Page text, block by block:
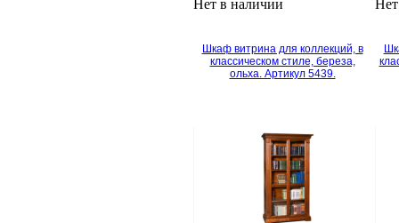
Нет в наличии
Шкаф витрина для коллекций, в
классическом стиле, береза,
ольха. Артикул 5439.